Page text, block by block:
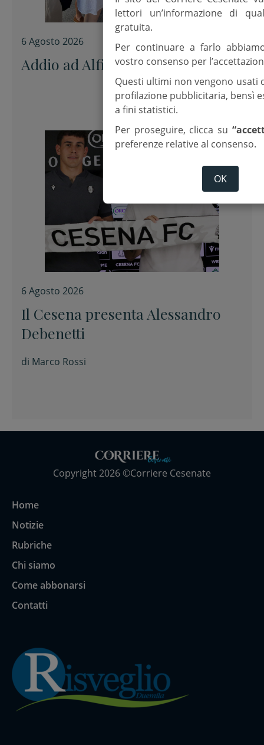
6 Agosto 2026
Addio ad Alfiero “uno di noi”
6 Agosto 2026
Il Cesena presenta Alessandro
Debenetti
di Marco Rossi
Copyright 2026 ©Corriere Cesenate
Home
Notizie
Rubriche
Chi siamo
Come abbonarsi
Contatti
lettori un’informazione di
gratuita.
Per continuare a farlo
vostro consenso per
Questi ultimi non vengono usati
profilazione pubblicitaria, bensì
a fini statistici.
Per proseguire, clicca su
preferenze relative al consenso.
OK